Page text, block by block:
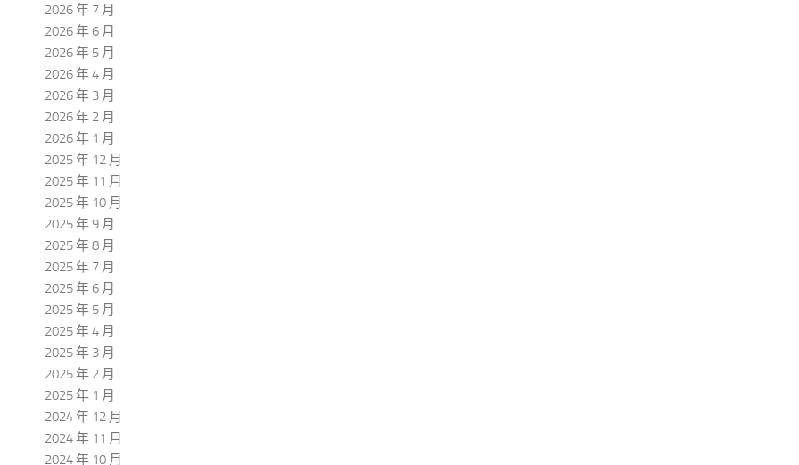
2026 年 7 月
2026 年 6 月
2026 年 5 月
2026 年 4 月
2026 年 3 月
2026 年 2 月
2026 年 1 月
2025 年 12 月
2025 年 11 月
2025 年 10 月
2025 年 9 月
2025 年 8 月
2025 年 7 月
2025 年 6 月
2025 年 5 月
2025 年 4 月
2025 年 3 月
2025 年 2 月
2025 年 1 月
2024 年 12 月
2024 年 11 月
2024 年 10 月